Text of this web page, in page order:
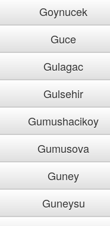
Goynucek
Guce
Gulagac
Gulsehir
Gumushacikoy
Gumusova
Guney
Guneysu